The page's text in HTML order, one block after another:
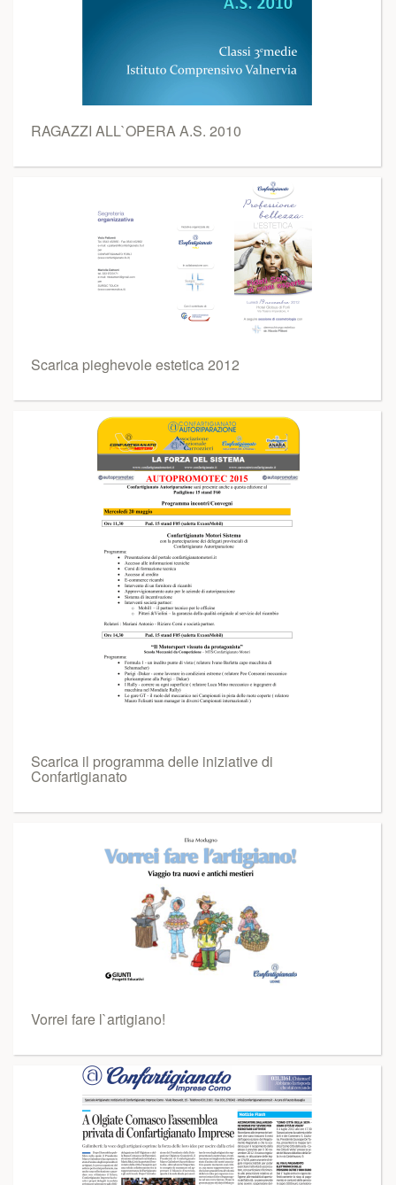
RAGAZZI ALL`OPERA A.S. 2010
Scarica pieghevole estetica 2012
Scarica il programma delle iniziative di
Confartigianato
Vorrei fare l`artigiano!